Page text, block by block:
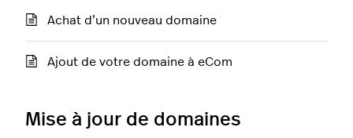
Achat d’un nouveau domaine
Ajout de votre domaine à eCom
Mise à jour de domaines